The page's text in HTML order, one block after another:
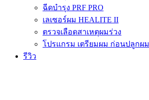
ฉีดบำรุง PRF PRO
เลเซอร์ผม HEALITE II
ตรวจเลือดสาเหตุผมร่วง
โปรแกรม เตรียมผม ก่อนปลูกผม
รีวิว